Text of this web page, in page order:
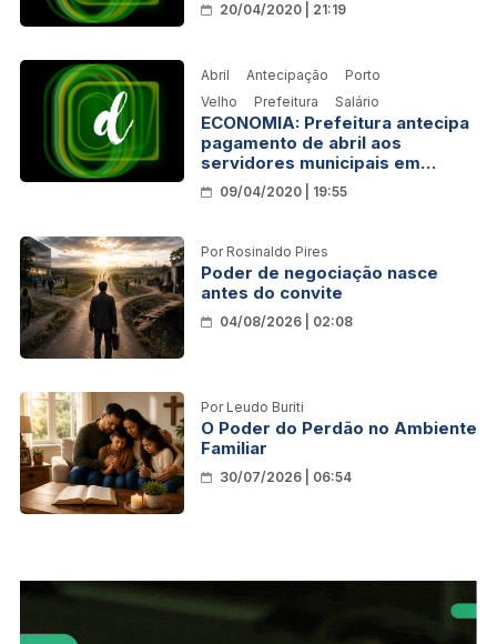
20/04/2020 | 21:19
Abril Antecipação
Porto
Velho
Prefeitura Salário
ECONOMIA: Prefeitura antecipa
pagamento de abril aos
servidores municipais em
consequência do novo
coronavírus
09/04/2020 | 19:55
Por Rosinaldo Pires
Poder de negociação nasce
antes do convite
04/08/2026 | 02:08
Por Leudo Buriti
O Poder do Perdão no Ambiente
Familiar
30/07/2026 | 06:54